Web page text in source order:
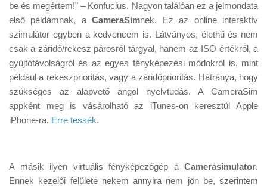
be és megértem!” – Konfucius. Nagyon találóan ez a jelmondata
első példámnak, aCameraSimnek. Ez az online interaktív
szimulátor egyben a kedvencem is. Látványos, élethű és nem
csak a záridő/rekesz párosról tárgyal, hanem az ISO értékről, a
gyújtótávolságról és az egyes fényképezési módokról is, mint
például a rekeszprioritás, vagy a záridőprioritás. Hátránya, hogy
szükséges az alapvető angol nyelvtudás. A CameraSim
appként meg is vásárolható az iTunes-on keresztül Apple
iPhone-ra. Erre tessék.
A másik ilyen virtuális fényképezőgép a Camerasimulator.
Ennek kezelői felülete nekem annyira nem jön be, szerintem